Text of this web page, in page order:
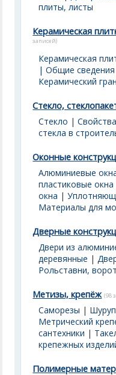
плиты, листы
Керамическая
записей)
Керамическая
| Общие сведения
Керамический
Стекло,
Стекло |
стекла в
Оконные
Алюминиевые
пластиковые окна
окна |
Материалы для
Дверные
Двери из
деревянные |
Рольставни,
Метизы, крепёж (98
Саморезы |
Метрический
сантехники |
крепежных
Полимерные